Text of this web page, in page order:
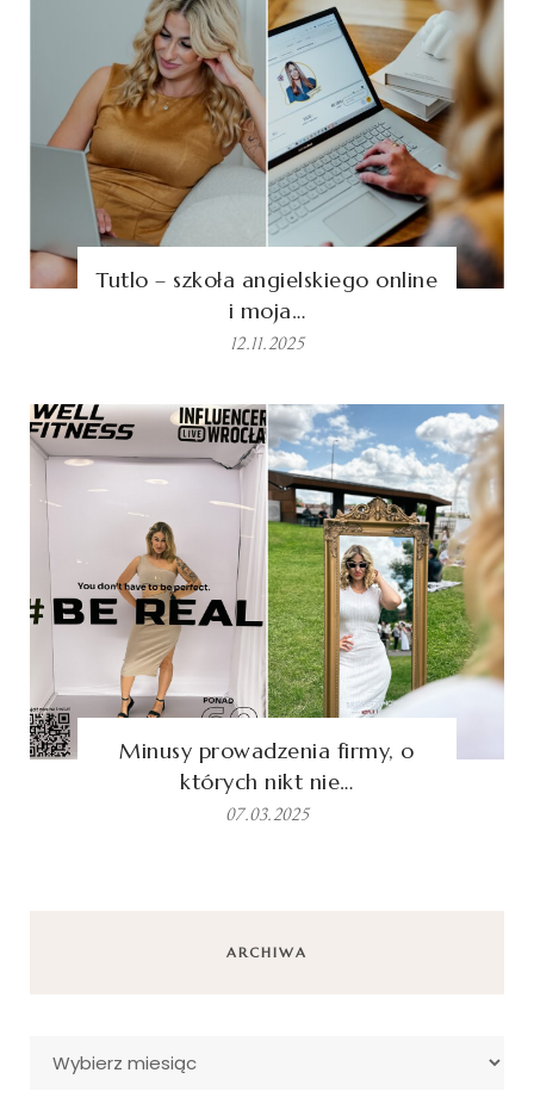
Tutlo – szkoła angielskiego online
i moja…
12.11.2025
Minusy prowadzenia firmy, o
których nikt nie…
07.03.2025
ARCHIWA